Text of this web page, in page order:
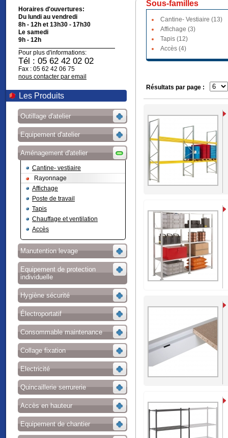
Horaires d'ouvertures:
Du lundi au vendredi
8h - 12h et 13h30 - 17h30
Le samedi
9h - 12h
Pour plus d'informations:
Tél : 05 62 42 02 02
Fax : 05 62 42 06 75
nous contacter par email
Les Produits
Outillage d'atelier
Equipement d'atelier
Aménagement d'atelier
Cantine- vestiaire
Rayonnage
Affichage
Poste de travail
Tapis
Chauffage et ventilation
Accès
Manutention levage
Equipement de protection
individuelle
Hygiène sécurité
Électroportatif
Consommable maintenance
Collage fixation
Electricité
Quincaillerie serrurerie
Accès en hauteur
Equipement de chantier
Sous-familles
Cantine- Vestiaire (13)
Affichage (3)
Tapis (12)
Accès (4)
Résultats par page :